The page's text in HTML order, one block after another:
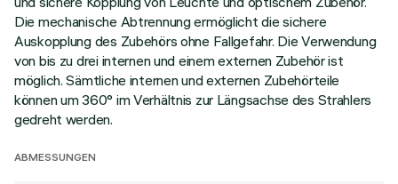
Die mechanische Abtrennung ermöglicht die sichere
Auskopplung des Zubehörs ohne Fallgefahr. Die Verwendung
von bis zu drei internen und einem externen Zubehör ist
möglich. Sämtliche internen und externen Zubehörteile
können um 360° im Verhältnis zur Längsachse des Strahlers
gedreht werden.
ABMESSUNGEN